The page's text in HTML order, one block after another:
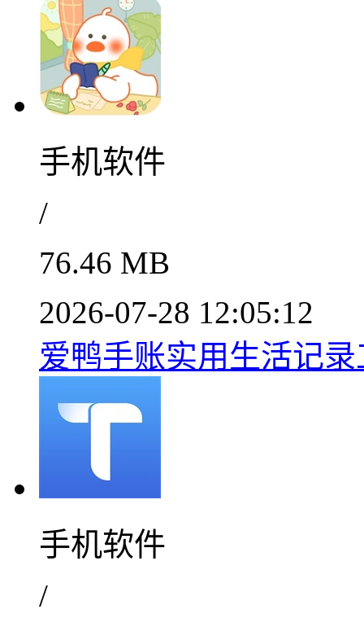
手机软件
/
76.46 MB
2026-07-28 12:05:12
爱鸭手账实用生活记
手机软件
/